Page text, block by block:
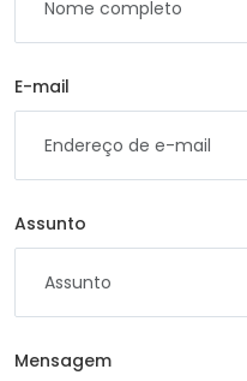
E-mail
Assunto
Mensagem